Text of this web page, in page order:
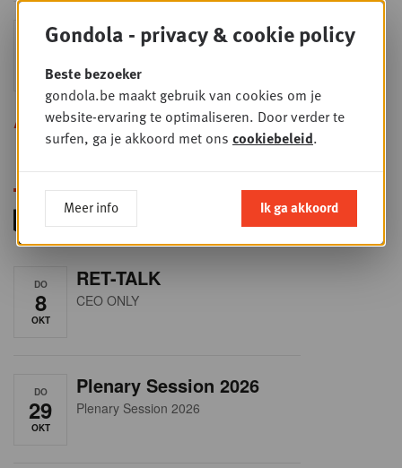
DO
SEP
Sales & nego Summit
Sales & Nego summit 2026
Alle opleidingen
DO
8
OKT
RET-TALK
CEO ONLY
DO
29
OKT
Plenary Session 2026
Plenary Session 2026
Gondola - privacy & cookie policy
Beste bezoeker
gondola.be maakt gebruik van cookies om je
website-ervaring te optimaliseren. Door verder te
surfen, ga je akkoord met ons cookiebeleid.
Meer info Ik ga akkoord